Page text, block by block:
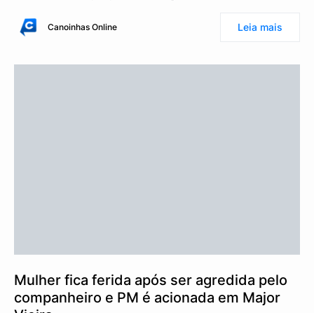
Canoinhas Online Leia mais
Mulher fica ferida após ser agredida pelo
companheiro e PM é acionada em Major